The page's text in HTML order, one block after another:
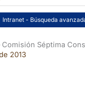
Intranet - Búsqueda
Comisión Séptima
2013